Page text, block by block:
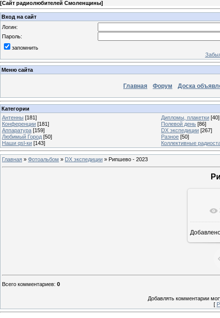
[Сайт радиолюбителей Смоленщины]
Вход на сайт
Логин:
Пароль:
запомнить
Меню сайта
Главная Форум Доска
Категории
Антенны [181] Дипломы, плакетки [40]
Конференции [181] Полевой день [86]
Аппаратура [159] DX экспедиции [267]
Любимый Город [50] Разное [50]
Наши qsl-ки [143] Коллективные
Главная » Фотоальбом » DX экспедиции » Рипшево - 2023
Всего комментариев: 0
Добавлять комментарии
[